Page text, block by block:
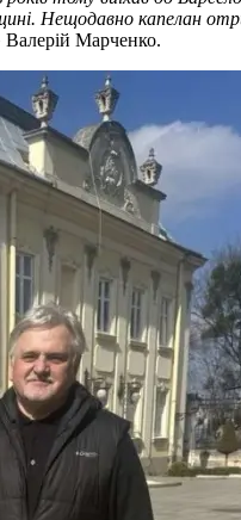
Нещодавно капелан
Валерій Марченко.